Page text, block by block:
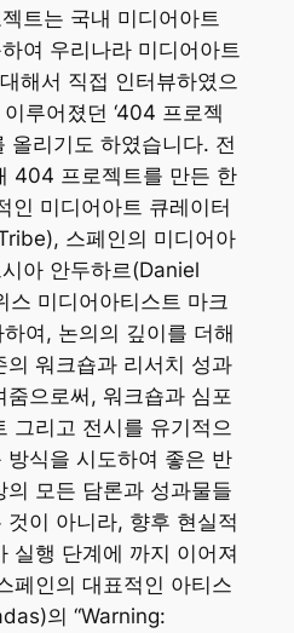
트는 국내 미디어아트
여 우리나라 미디어아트
해서 직접 인터뷰하였으
루어졌던 ‘404 프로젝
올리기도 하였습니다. 전
404 프로젝트를 만든 한
인 미디어아트 큐레이터
스페인의 미디어아
아 안두하르(Daniel
미디어아티스트 마크
여, 논의의 깊이를 더해
의 워크숍과 리서치 성과
으로써, 워크숍과 심포
그리고 전시를 유기적으
방식을 시도하여 좋은 반
모든 담론과 성과물들
이 아니라, 향후 현실적
실행 단계에 까지 이어져
페인의 대표적인 아티스
의 “Warning: